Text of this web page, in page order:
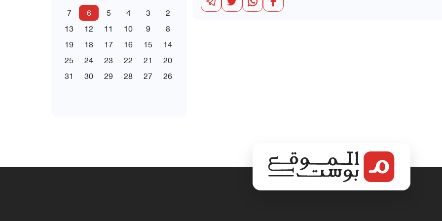
2
3
4
5
6
7
8
9
10
11
12
13
14
15
16
17
18
19
20
21
22
23
24
25
26
27
28
29
30
31